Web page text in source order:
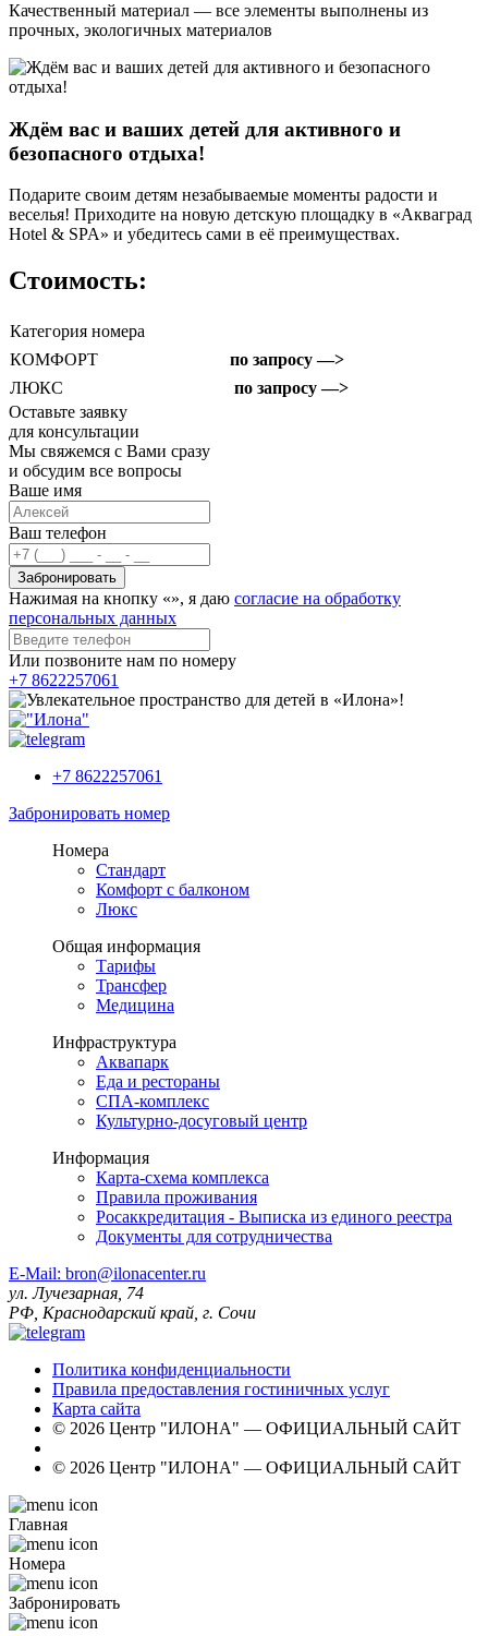
Качественный материал — все элементы выполнены из
прочных, экологичных материалов
Ждём вас и ваших детей для активного и
безопасного отдыха!
Подарите своим детям незабываемые моменты радости и
веселья! Приходите на новую детскую площадку в «Акваград
Hotel & SPA» и убедитесь сами в её преимуществах.
Стоимость:
Категория номера
КОМФОРТ
по запросу —>
ЛЮКС
по запросу —>
Оставьте заявку
для консультации
Мы свяжемся с Вами сразу
и обсудим все вопросы
Ваше имя
Ваш телефон
Забронировать
Нажимая на кнопку «», я даю согласие на обработку
персональных данных
Или позвоните нам по номеру
+7 8622257061
+7 8622257061
Забронировать номер
Номера
Стандарт
Комфорт с балконом
Люкс
Общая информация
Тарифы
Трансфер
Медицина
Инфраструктура
Аквапарк
Еда и рестораны
СПА-комплекс
Культурно-досуговый центр
Информация
Карта-схема комплекса
Правила проживания
Росаккредитация - Выписка из единого реестра
Документы для сотрудничества
E-Mail: bron@ilonacenter.ru
ул. Лучезарная, 74
РФ, Краснодарский край, г. Сочи
Политика конфиденциальности
Правила предоставления гостиничных услуг
Карта сайта
© 2026 Центр "ИЛОНА" — ОФИЦИАЛЬНЫЙ САЙТ
© 2026 Центр "ИЛОНА" — ОФИЦИАЛЬНЫЙ САЙТ
Главная
Номера
Забронировать